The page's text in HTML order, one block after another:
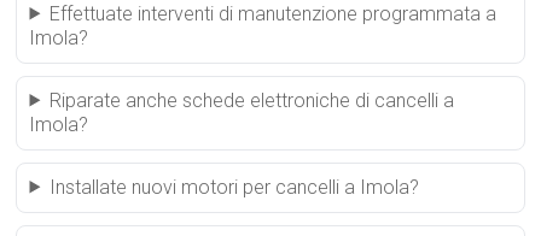
Effettuate interventi di manutenzione programmata a
Imola?
Riparate anche schede elettroniche di cancelli a
Imola?
Installate nuovi motori per cancelli a Imola?